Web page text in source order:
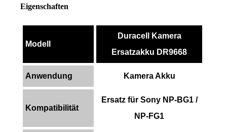
Eigenschaften
Modell
Duracell Kamera
Ersatzakku DR9668
Anwendung Kamera Akku
Kompatibilität
Ersatz für Sony NP-BG1 /
NP-FG1